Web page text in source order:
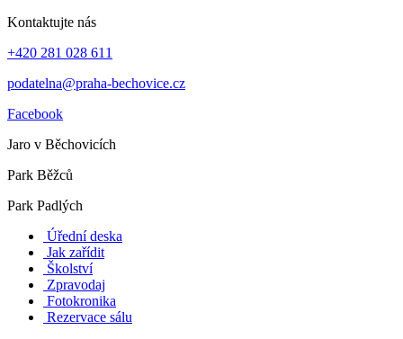
Kontaktujte nás
+420 281 028 611
podatelna@praha-bechovice.cz
Facebook
Jaro v Běchovicích
Park Běžců
Park Padlých
Úřední deska
Jak zařídit
Školství
Zpravodaj
Fotokronika
Rezervace sálu